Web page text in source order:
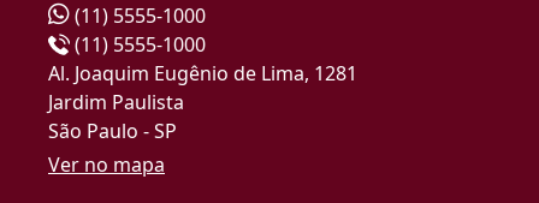
(11) 5555-1000
(11) 5555-1000
Al. Joaquim Eugênio de Lima, 1281
Jardim Paulista
São Paulo - SP
Ver no mapa